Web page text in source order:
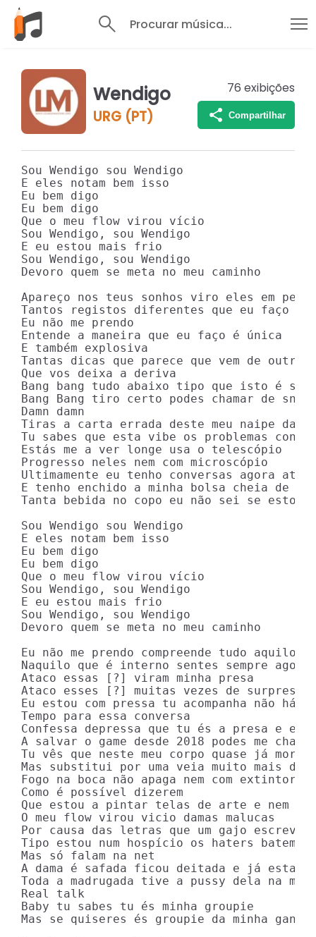
Procurar música...
Wendigo
URG (PT)
76 exibições
Compartilhar
Sou Wendigo sou Wendigo
E eles notam bem isso
Eu bem digo
Eu bem digo
Que o meu flow virou vício
Sou Wendigo, sou Wendigo
E eu estou mais frio
Sou Wendigo, sou Wendigo
Devoro quem se meta no meu caminho
Apareço nos teus sonhos viro eles em
Tantos registos diferentes que eu faço na
Eu não me prendo
Entende a maneira que eu faço é única
E também explosiva
Tantas dicas que parece que vem de outra
Que vos deixa a deriva
Bang bang tudo abaixo tipo que isto é
Bang Bang tiro certo podes chamar de
Damn damn
Tiras a carta errada deste meu naipe damn
Tu sabes que esta vibe os problemas
Estás me a ver longe usa o telescópio
Progresso neles nem com microscópio
Ultimamente eu tenho conversas agora até
E tenho enchido a minha bolsa cheia de
Tanta bebida no copo eu não sei se estou
Sou Wendigo sou Wendigo
E eles notam bem isso
Eu bem digo
Eu bem digo
Que o meu flow virou vício
Sou Wendigo, sou Wendigo
E eu estou mais frio
Sou Wendigo, sou Wendigo
Devoro quem se meta no meu caminho
Eu não me prendo compreende tudo aquilo
Naquilo que é interno sentes sempre
Ataco essas [?] viram minha presa
Ataco esses [?] muitas vezes de surpresa
Eu estou com pressa tu acompanha não há
Tempo para essa conversa
Confessa depressa que tu és a presa e eu
A salvar o game desde 2018 podes me
Tu vês que neste meu corpo quase já
Mas substitui por uma veia muito mais de
Fogo na boca não apaga nem com extintor
Como é possível dizerem
Que estou a pintar telas de arte e nem
O meu flow virou vicio damas malucas
Por causa das letras que um gajo escreve
Tipo estou num hospício os haters batem
Mas só falam na net
A dama é safada ficou deitada e já estava
Toda a madrugada tive a pussy dela na
Real talk
Baby tu sabes tu és minha groupie
Mas se quiseres és groupie da minha gang